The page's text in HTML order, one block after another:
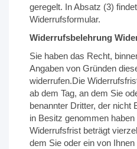
geregelt. In Absatz (3)
Widerrufsformular.
Widerrufsbelehrung
Sie haben das Recht,
Angaben von Gründen
widerrufen.Die
ab dem Tag, an dem Sie
benannter Dritter, der nicht
in Besitz genommen
Widerrufsfrist beträgt
dem Sie oder ein von